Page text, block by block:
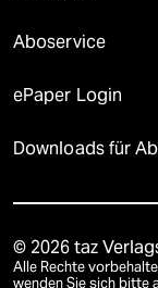
Aboservice
ePaper Login
Downloads für
© 2026 taz
Alle Rechte
wenden Sie sich bitte